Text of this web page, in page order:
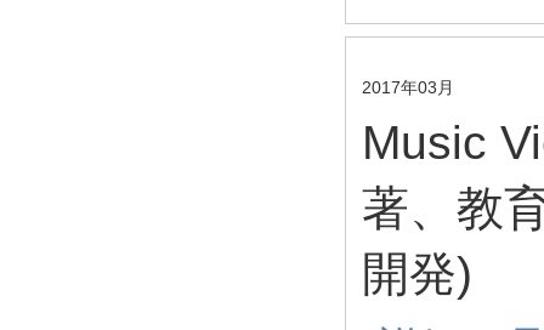
2017年03月
Music
著、教
開発)